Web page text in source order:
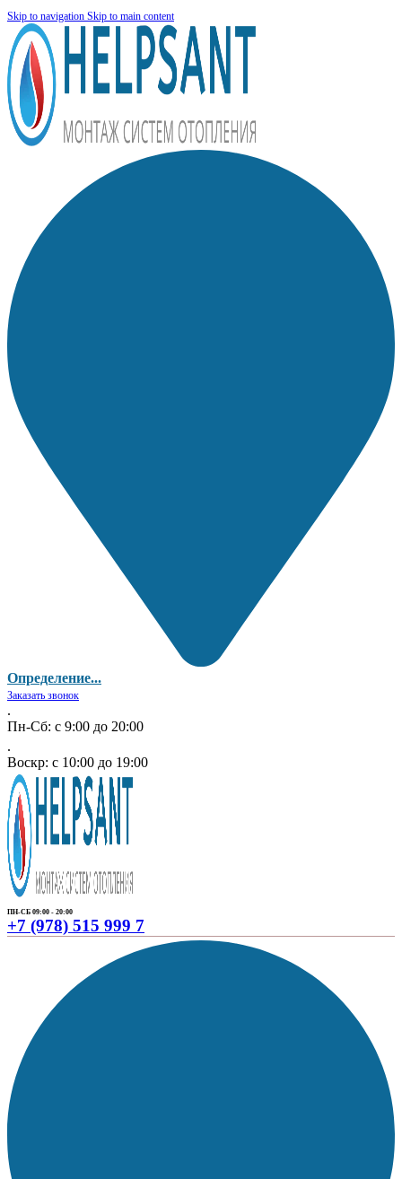
Skip to navigation Skip to main content
Определение...
Заказать звонок
.
Пн-Сб: с 9:00 до 20:00
.
Воскр: с 10:00 до 19:00
ПН-СБ 09:00 - 20:00
+7 (978) 515 999 7